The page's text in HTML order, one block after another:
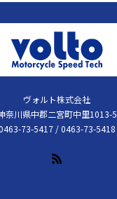
ヴォルト株式会社
奈川県中郡二宮町中里1013-5
73-5417 / 0463-73-5418